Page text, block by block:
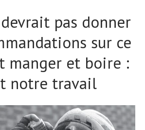
devrait pas donner
sur ce
manger et boire :
notre travail